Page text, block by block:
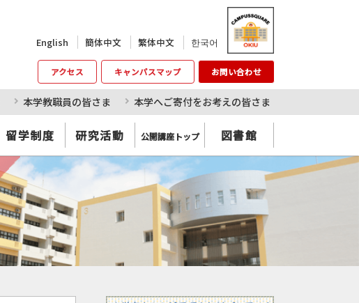
English 簡体中文 繁体中文 한국어
アクセス キャンパスマップ お問い合わせ
本学教職員の皆さま 本学へご寄付をお考えの皆さま
留学制度 研究活動 公開講座トップ 図書館